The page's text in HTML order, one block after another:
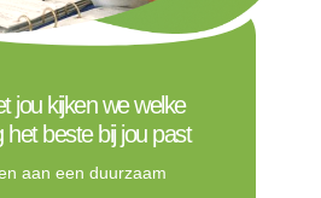
jou kijken we welke
het beste bij jou past
aan een duurzaam